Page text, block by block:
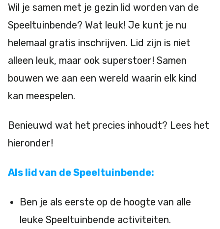
Wil je samen met je gezin lid worden van de
Speeltuinbende? Wat leuk! Je kunt je nu
helemaal gratis inschrijven. Lid zijn is niet
alleen leuk, maar ook superstoer! Samen
bouwen we aan een wereld waarin elk kind
kan meespelen.
Benieuwd wat het precies inhoudt? Lees het
hieronder!
Als lid van de Speeltuinbende:
Ben je als eerste op de hoogte van alle
leuke Speeltuinbende activiteiten.